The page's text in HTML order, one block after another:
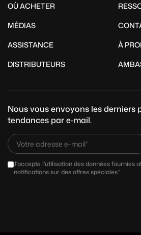
OÙ ACHETER
MÉDIAS
ASSISTANCE
À
DISTRIBUTEURS
Nous vous envoyons les derniers
tendances par e‑mail.
J'accepte l'utilisation des données fournies
notifications sur des offres spéciales.*